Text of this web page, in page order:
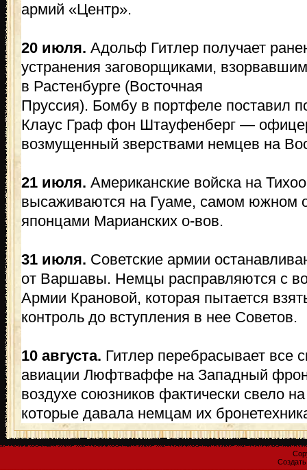
армий «Центр».
20 июля. Адольф Гитлер получает
устранения заговорщиками,
в Растенбурге (Восточная
Пруссия). Бомбу в портфеле поставил
Клаус Граф фон Штауфенберг —
возмущенный зверствами немцев на
21 июля. Американские войска на
высаживаются на Гуаме, самом южном
японцами Марианских о-вов.
31 июля. Советские армии
от Варшавы. Немцы расправляются с
Армии Крановой, которая пытается
контроль до вступления в нее Советов.
10 августа. Гитлер перебрасывает все
авиации Люфтваффе на Западный
воздухе союзников фактически свело
которые давала немцам их